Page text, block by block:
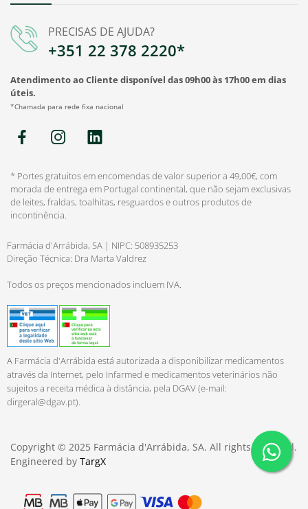
PRECISAS DE AJUDA?
+351 22 378 2220*
Atendimento ao Cliente disponível das 09h00 às 17h00 em dias
úteis.
*Chamada para rede fixa nacional
* Portes gratuitos em encomendas de valor superior a 49,00€, com
morada de entrega em Portugal continental, que não sejam exclusivas
de leites, fraldas, toalhitas, resguardos e outros produtos de
incontinência.
Farmácia d'Arrábida, SA | NIPC: 508935253
Direção Técnica: Dra Marta Valdrez
Todos os preços mencionados incluem IVA.
A Farmácia d'Arrábida está autorizada a disponibilizar medicamentos
através da Internet, pelo Infarmed e medicamentos veterinários não
sujeitos a receita médica à distância, pela DGAV (e-mail:
dirgeral@dgav.pt).
Copyright © 2025 Farmácia d'Arrábida, SA. All rights reserved.
Engineered by TargX